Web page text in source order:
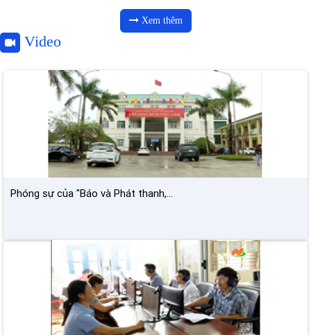
Xem thêm
Video
Phóng sự của "Báo và Phát thanh,...